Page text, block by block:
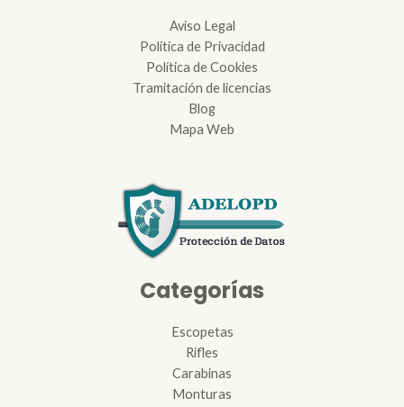
Aviso Legal
Política de Privacidad
Política de Cookies
Tramitación de licencias
Blog
Mapa Web
Categorías
Escopetas
Rifles
Carabinas
Monturas